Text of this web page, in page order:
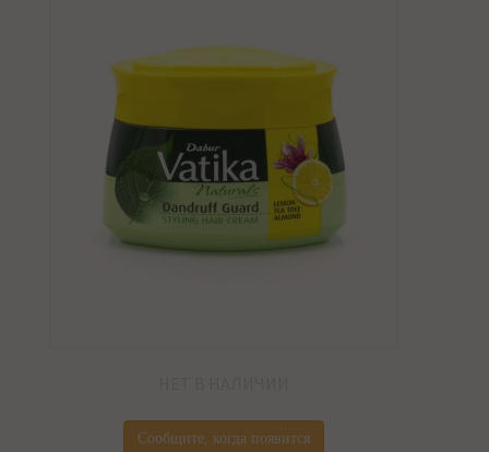
Сообщите, когда появится